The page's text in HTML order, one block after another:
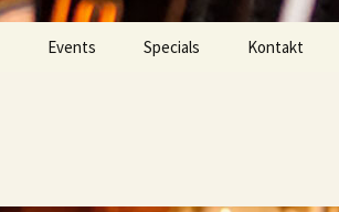
Events Specials Kontakt